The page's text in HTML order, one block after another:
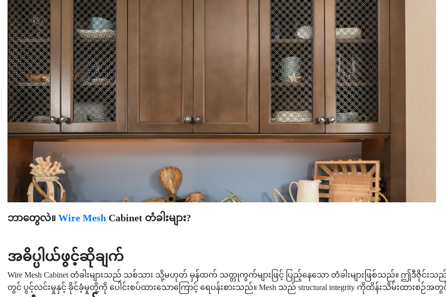
ဘာတွေလဲ။ Wire Mesh Cabinet တံခါးများ?
အဓိပ္ပါယ်ဖွင့်ဆိုချက်
Wire Mesh Cabinet တံခါးများသည် သစ်သား သို့မဟုတ် မှန်ထက် သတ္တုကွက်များဖြင့် ပြည့်နေသော တံခါးများဖြစ်သည်။ ဤဒီဇိုင်းသည် မီ
တွင် ပွင့်လင်းမှုနှင့် ခိုင်ခံ့မှုတို့ကို ပေါင်းစပ်ထားသောကြောင့် ရေပန်းစားသည်။ Mesh သည် structural integrity ကိုထိန်းသိမ်းထားစဉ်အ